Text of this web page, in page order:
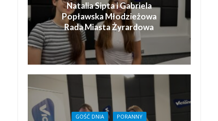
Natalia Sipta i Gabriela
Popławska Młodzieżowa
Rada Miasta Żyrardowa
GOŚĆ DNIA PORANNY